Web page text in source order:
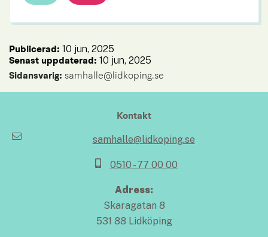
Publicerad: 10 jun, 2025
Senast uppdaterad: 10 jun, 2025
Sidansvarig: samhalle@lidkoping.se
Kontakt
samhalle@lidkoping.se
0510 - 77 00 00
Adress:
Skaragatan 8
531 88 Lidköping